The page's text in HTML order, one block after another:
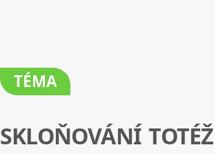
TÉMA
SKLOŇOVÁNÍ TOTÉŽ